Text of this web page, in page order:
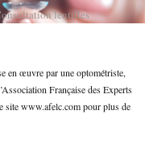
lentilles
en œuvre par une optométriste,
Française des Experts
sitewww.afelc.compour plus de